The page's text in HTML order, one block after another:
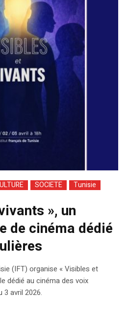
SOCIETE Tunisie
», un
de cinéma dédié
(IFT) organise « Visibles et
dédié au cinéma des voix
3 avril 2026.